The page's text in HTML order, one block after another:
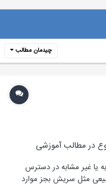
چیدمان مطالب
مطالب آموزشی
غیر مشابه در دسترس
مثل سریش بجز موارد